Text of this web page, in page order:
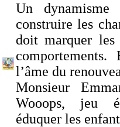
Un dynamisme
construire les
doit marquer les
l’âme du
Monsieur
Wooops, jeu
éduquer les